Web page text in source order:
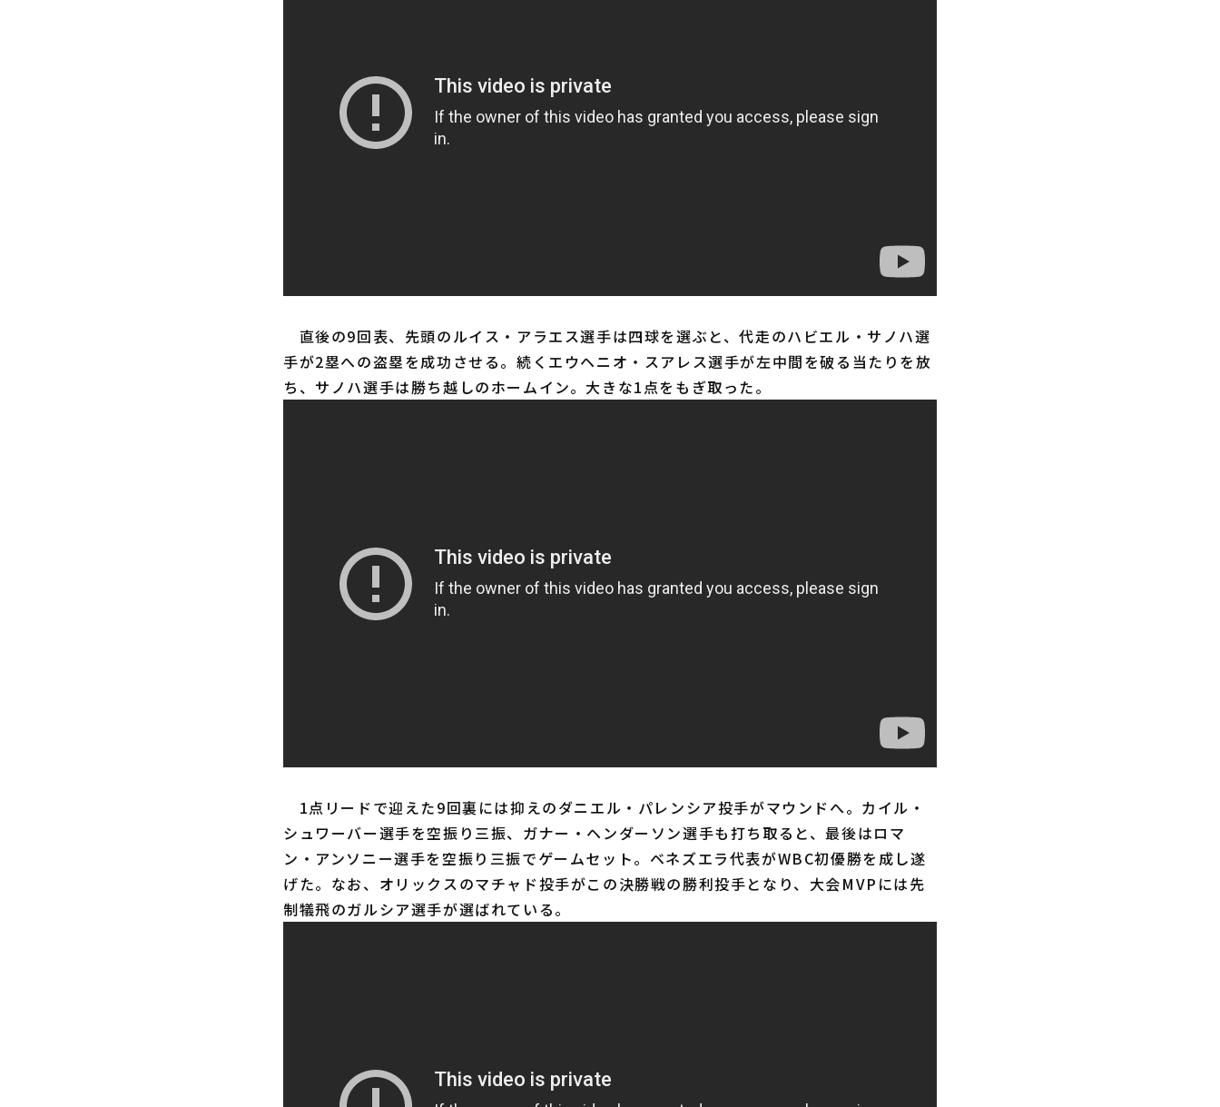
直後の9回表、先頭のルイス・アラエス選手は四球を選ぶと、代走のハビエル・サノハ選
手が2塁への盗塁を成功させる。続くエウヘニオ・スアレス選手が左中間を破る当たりを放
ち、サノハ選手は勝ち越しのホームイン。大きな1点をもぎ取った。
1点リードで迎えた9回裏には抑えのダニエル・パレンシア投手がマウンドへ。カイル・
シュワーバー選手を空振り三振、ガナー・ヘンダーソン選手も打ち取ると、最後はロマ
ン・アンソニー選手を空振り三振でゲームセット。ベネズエラ代表がWBC初優勝を成し遂
げた。なお、オリックスのマチャド投手がこの決勝戦の勝利投手となり、大会MVPには先
制犠飛のガルシア選手が選ばれている。